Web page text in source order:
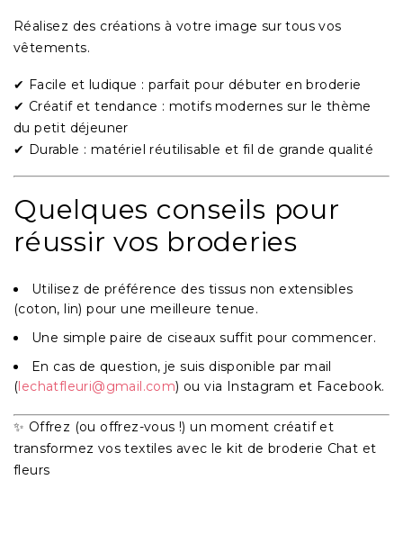
Réalisez des créations à votre image sur tous vos
vêtements.
✔ Facile et ludique : parfait pour débuter en broderie
✔ Créatif et tendance : motifs modernes sur le thème
du petit déjeuner
✔ Durable : matériel réutilisable et fil de grande qualité
Quelques conseils pour
réussir vos broderies
Utilisez de préférence des tissus non extensibles
(coton, lin) pour une meilleure tenue.
Une simple paire de ciseaux suffit pour commencer.
En cas de question, je suis disponible par mail
(lechatfleuri@gmail.com) ou via Instagram et Facebook.
✨ Offrez (ou offrez-vous !) un moment créatif et
transformez vos textiles avec lekit de broderie Chat et
fleurs